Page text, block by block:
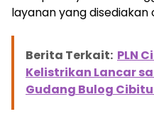
layanan yang disediakan
Berita Terkait: PLN
Kelistrikan Lancar
Gudang Bulog